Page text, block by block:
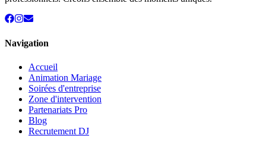
Navigation
Accueil
Animation Mariage
Soirées d'entreprise
Zone d'intervention
Partenariats Pro
Blog
Recrutement DJ